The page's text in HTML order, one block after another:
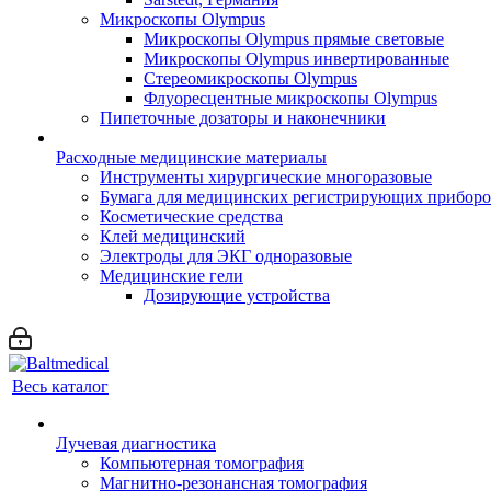
Микроскопы Olympus
Микроскопы Olympus прямые световые
Микроскопы Olympus инвертированные
Стереомикроскопы Olympus
Флуоресцентные микроскопы Olympus
Пипеточные дозаторы и наконечники
Расходные медицинские материалы
Инструменты хирургические многоразовые
Бумага для медицинских регистрирующих
Косметические средства
Клей медицинский
Электроды для ЭКГ одноразовые
Медицинские гели
Дозирующие устройства
Весь каталог
Лучевая диагностика
Компьютерная томография
Магнитно-резонансная томография